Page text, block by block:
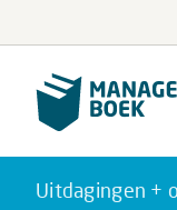
Uitdagingen +